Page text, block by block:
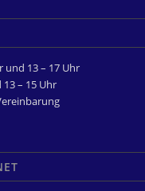
und 13 – 17 Uhr
13 – 15 Uhr